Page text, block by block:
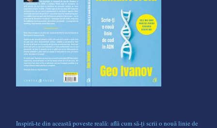
Inspiră-te din această poveste reală: află cum să-ți scrii o nouă linie de